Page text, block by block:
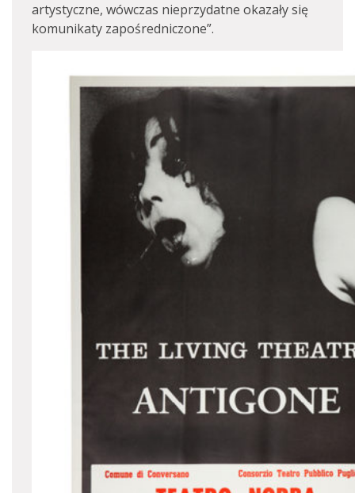
artystyczne, wówczas nieprzydatne okazały się
komunikaty zapośredniczone”.